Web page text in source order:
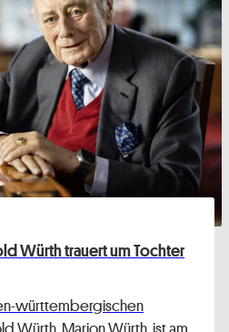
Würth trauert um Tochter
württembergischen